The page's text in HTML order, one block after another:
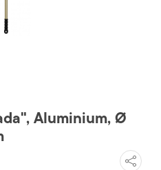
Aluminium, Ø